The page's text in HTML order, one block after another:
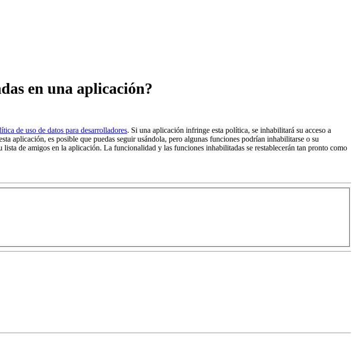
en una aplicación?
de uso de datos para desarrolladores. Si una aplicación infringe esta política, se inhabilitará su acceso a
aplicación, es posible que puedas seguir usándola, pero algunas funciones podrían inhabilitarse o su
de amigos en la aplicación. La funcionalidad y las funciones inhabilitadas se restablecerán tan pronto como